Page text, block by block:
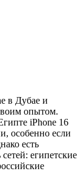
в Дубае и
опытом.
iPhone 16
особенно если
есть
египетские